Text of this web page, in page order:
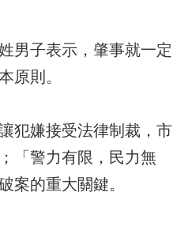
男子表示，肇事就一定
原則。
犯嫌接受法律制裁，市
「警力有限，民力無
案的重大關鍵。